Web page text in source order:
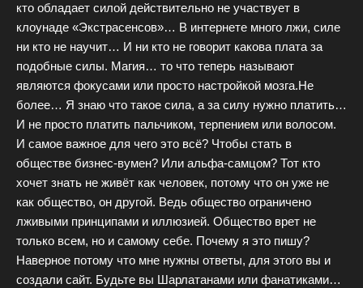
кто обладает силой действительно не участвует в
клоунаде «Экстрасенсов»… В интернете много лжи, силе
ни кто не научит… И ни кто не говорит какова плата за
подобные силы. Магия… то что теперь называют
являются фокусами или просто настройкой мозга.Не
более… Я знаю что такое сила, а за силу нужно платить…
И не просто платить пальчиком, терпением или волосом.
И самое важное для чего это всё? Чтобы стать в
обществе бизнес-вумен? Или альфа-самцом? Тот кто
хочет знать не живёт как человек, потому что он уже не
как общество, он другой. Ведь общество ограничено
лживыми принципами и иллюзией. Общество врет не
только всем, но и самому себе. Почему я это пишу?
Наверное потому что мне нужны ответы, для этого вы и
создали сайт. Будьте вы Шарлатанами или фанатиками…